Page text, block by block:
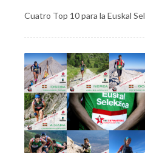
Cuatro Top 10 para la Euskal